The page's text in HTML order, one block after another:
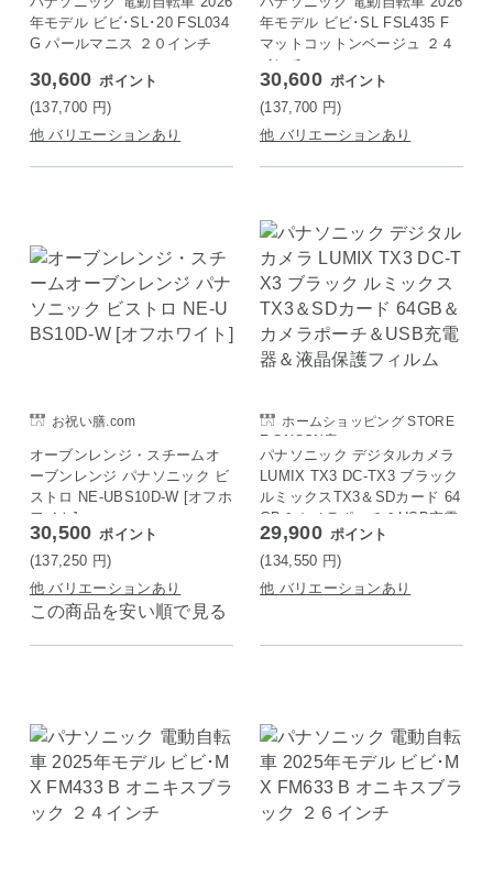
年モデル ビビ･SL･20 FSL034
G パールマニス ２０インチ
30,600 ポイント
(137,700 円)
他 バリエーションあり
年モデル ビビ･SL FSL435 F
マットコットンベージュ ２４
インチ
30,600 ポイント
(137,700 円)
他 バリエーションあり
お祝い膳.com
オーブンレンジ・スチームオ
ーブンレンジ パナソニック ビ
ストロ NE-UBS10D-W [オフホ
ワイト]
30,500 ポイント
(137,250 円)
他 バリエーションあり
この商品を安い順で見る
ホームショッピング STORE
E SAISON店
パナソニック デジタルカメラ
LUMIX TX3 DC-TX3 ブラック
ルミックスTX3＆SDカード 64
GB＆カメラポーチ＆USB充電
器＆液晶保護フィルム
29,900 ポイント
(134,550 円)
他 バリエーションあり